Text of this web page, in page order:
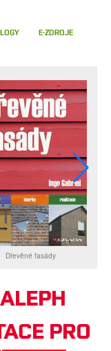
E-ZDROJE